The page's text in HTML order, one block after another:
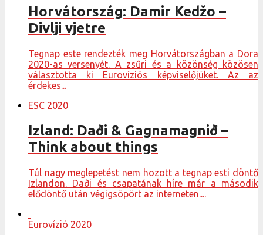
Horvátország: Damir Kedžo –
Divlji vjetre
Tegnap este rendezték meg Horvátországban a Dora
2020-as versenyét. A zsűri és a közönség közösen
választotta ki Eurovíziós képviselőjüket. Az az
érdekes...
ESC 2020
Izland: Daði & Gagnamagnið –
Think about things
Túl nagy meglepetést nem hozott a tegnap esti döntő
Izlandon. Daði és csapatának híre már a második
elődöntő után végigsöpört az interneten....
Eurovízió 2020